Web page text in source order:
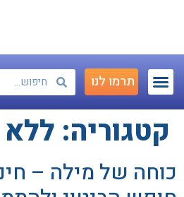
תרמו לנו
קטגוריה: ללא
כוחה של מילה –